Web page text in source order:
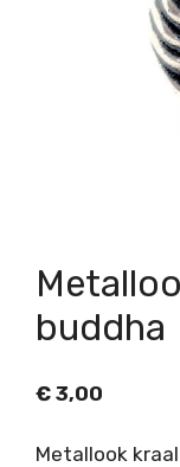
buddha
€ 3,00
Metallook